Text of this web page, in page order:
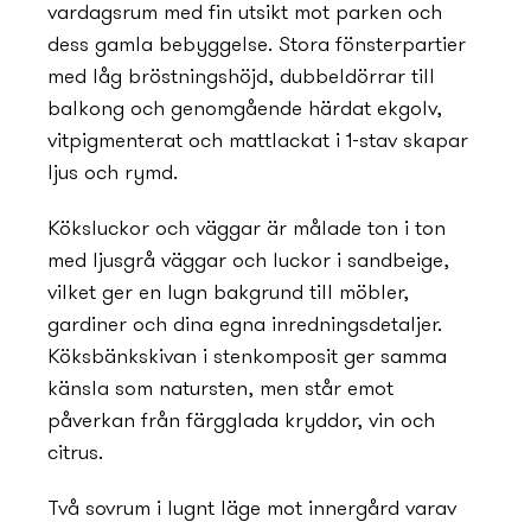
vardagsrum med fin utsikt mot parken och
dess gamla bebyggelse. Stora fönsterpartier
med låg bröstningshöjd, dubbeldörrar till
balkong och genomgående härdat ekgolv,
vitpigmenterat och mattlackat i 1-stav skapar
ljus och rymd.
Köksluckor och väggar är målade ton i ton
med ljusgrå väggar och luckor i sandbeige,
vilket ger en lugn bakgrund till möbler,
gardiner och dina egna inrednings­detaljer.
Köksbänkskivan i stenkomposit ger samma
känsla som natursten, men står emot
påverkan från färgglada kryddor, vin och
citrus.
Två sovrum i lugnt läge mot innergård varav